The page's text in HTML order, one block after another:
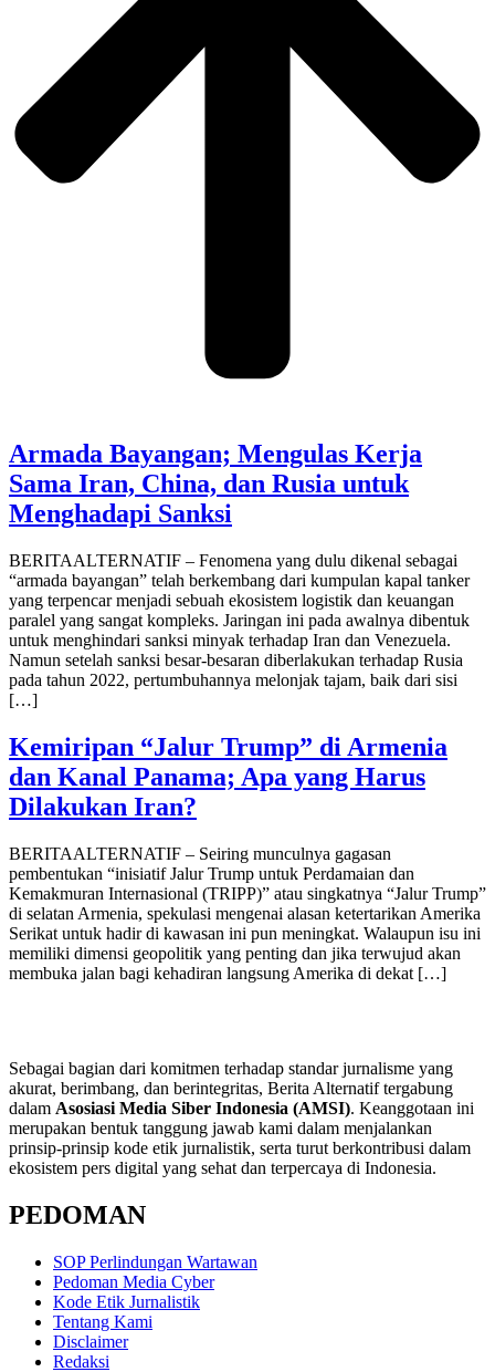
Armada Bayangan; Mengulas Kerja
Sama Iran, China, dan Rusia untuk
Menghadapi Sanksi
BERITAALTERNATIF – Fenomena yang dulu dikenal sebagai
“armada bayangan” telah berkembang dari kumpulan kapal tanker
yang terpencar menjadi sebuah ekosistem logistik dan keuangan
paralel yang sangat kompleks. Jaringan ini pada awalnya dibentuk
untuk menghindari sanksi minyak terhadap Iran dan Venezuela.
Namun setelah sanksi besar-besaran diberlakukan terhadap Rusia
pada tahun 2022, pertumbuhannya melonjak tajam, baik dari sisi
[…]
Kemiripan “Jalur Trump” di Armenia
dan Kanal Panama; Apa yang Harus
Dilakukan Iran?
BERITAALTERNATIF – Seiring munculnya gagasan
pembentukan “inisiatif Jalur Trump untuk Perdamaian dan
Kemakmuran Internasional (TRIPP)” atau singkatnya “Jalur Trump”
di selatan Armenia, spekulasi mengenai alasan ketertarikan Amerika
Serikat untuk hadir di kawasan ini pun meningkat. Walaupun isu ini
memiliki dimensi geopolitik yang penting dan jika terwujud akan
membuka jalan bagi kehadiran langsung Amerika di dekat […]
Sebagai bagian dari komitmen terhadap standar jurnalisme yang
akurat, berimbang, dan berintegritas, Berita Alternatif tergabung
dalam Asosiasi Media Siber Indonesia (AMSI). Keanggotaan ini
merupakan bentuk tanggung jawab kami dalam menjalankan
prinsip-prinsip kode etik jurnalistik, serta turut berkontribusi dalam
ekosistem pers digital yang sehat dan terpercaya di Indonesia.
PEDOMAN
SOP Perlindungan Wartawan
Pedoman Media Cyber
Kode Etik Jurnalistik
Tentang Kami
Disclaimer
Redaksi